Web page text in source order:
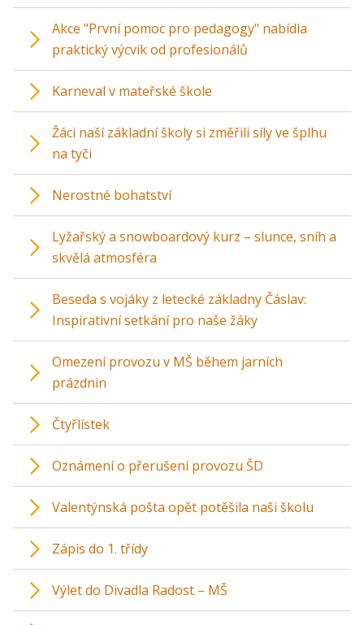
Akce "První pomoc pro pedagogy" nabídla
praktický výcvik od profesionálů
Karneval v mateřské škole
Žáci naší základní školy si změřili síly ve šplhu
na tyči
Nerostné bohatství
Lyžařský a snowboardový kurz – slunce, sníh a
skvělá atmosféra
Beseda s vojáky z letecké základny Čáslav:
Inspirativní setkání pro naše žáky
Omezení provozu v MŠ během jarních
prázdnin
Čtyřlístek
Oznámení o přerušení provozu ŠD
Valentýnská pošta opět potěšila naši školu
Zápis do 1. třídy
Výlet do Divadla Radost – MŠ